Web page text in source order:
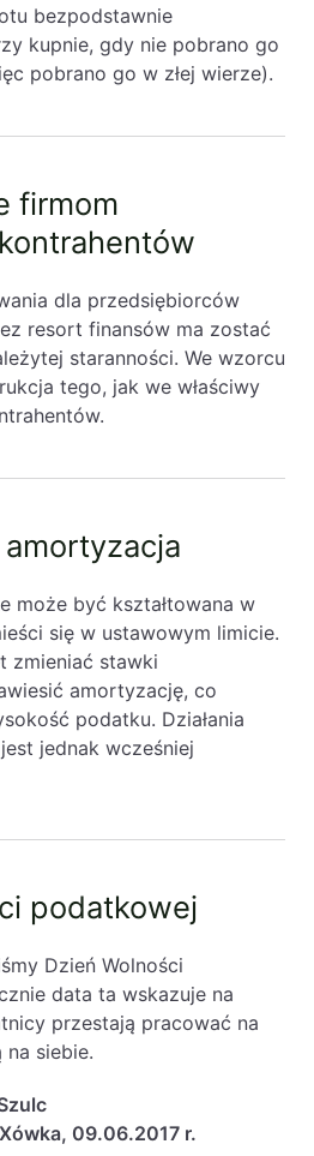
bezpodstawnie
kupnie, gdy nie pobrano go
pobrano go w złej wierze).
firmom
dla przedsiębiorców
resort finansów ma zostać
staranności. We wzorcu
tego, jak we właściwy
może być kształtowana w
się w ustawowym limicie.
zmieniać stawki
amortyzację, co
podatku. Działania
jednak wcześniej
podatkowej
Dzień Wolności
data ta wskazuje na
przestają pracować na
na siebie.
09.06.2017 r.